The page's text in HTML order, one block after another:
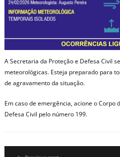
A Secretaria da Proteção e Defesa Civil
meteorológicas. Esteja preparado para
de agravamento da situação.
Em caso de emergência, acione o Corpo
Defesa Civil pelo número 199.